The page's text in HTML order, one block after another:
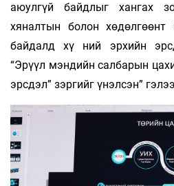
аюулгүй байдлыг хангах
хяналтын болон
байдалд хү­ ний эрхийн
“Эрүүл мэндийн салбарын
эрсдэл” зэргийг үнэлсэн”